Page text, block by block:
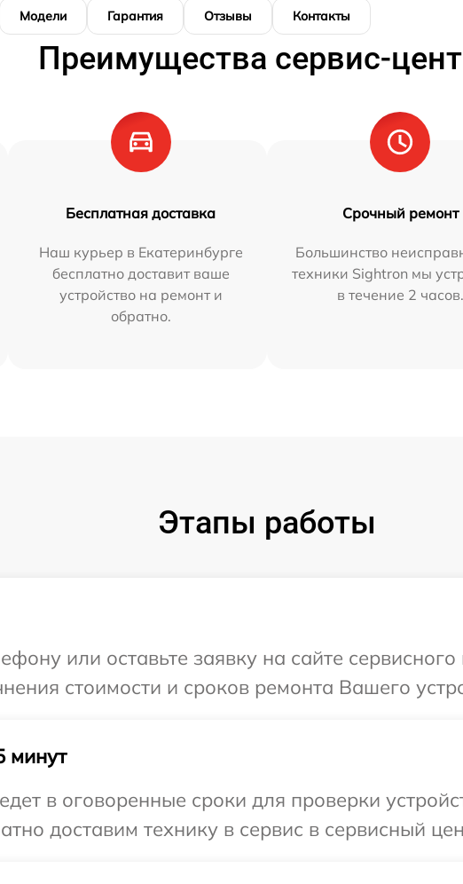
Модели Гарантия Отзывы Контакты
Преимущества сервис-
Бесплатная доставка
Наш курьер в Екатеринбурге
бесплатно доставит ваше
устройство на ремонт и
обратно.
Срочный ремонт
Большинство
техники Sightron мы
в течение 2 часов.
Этапы работы
или оставьте заявку на сайте
стоимости и сроков ремонта Вашего
минут
в оговоренные сроки для проверки
доставим технику в сервис в сервисный